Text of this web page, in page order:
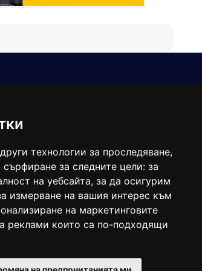
технологии за проследяване,
за следните цели: за
на уебсайта, за да осигурим
измерване на вашия интерес към
на маркетинговите
реклами които са по-подходящи
4722.